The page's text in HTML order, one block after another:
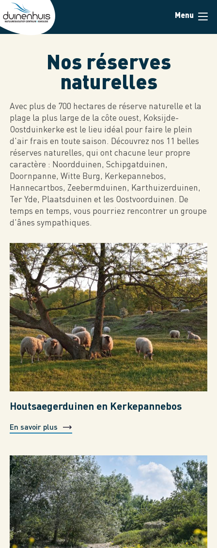
Skip
to
main
Menu
Nos réserves
naturelles
Avec plus de 700 hectares de réserve naturelle et la
plage la plus large de la côte ouest, Koksijde-
Oostduinkerke est le lieu idéal pour faire le plein
d'air frais en toute saison. Découvrez nos 11 belles
réserves naturelles, qui ont chacune leur propre
caractère : Noordduinen, Schipgatduinen,
Doornpanne, Witte Burg, Kerkepannebos,
Hannecartbos, Zeebermduinen, Karthuizerduinen,
Ter Yde, Plaatsduinen et les Oostvoorduinen. De
temps en temps, vous pourriez rencontrer un groupe
d'ânes sympathiques.
Houtsaegerduinen en Kerkepannebos
En savoir plus